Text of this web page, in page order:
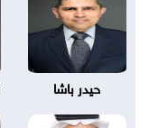
حيدر باشا